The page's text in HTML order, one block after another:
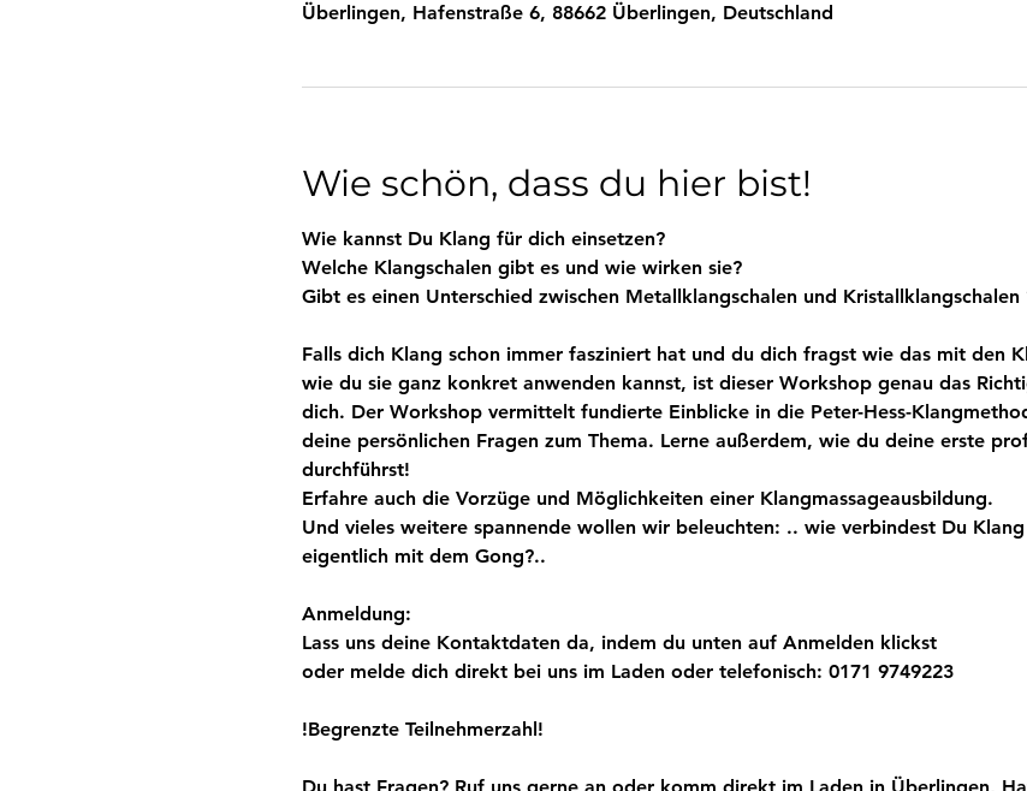
Überlingen, Hafenstraße 6, 88662 Überlingen, Deutschland
Wie schön, dass du hier bist!
Wie kannst Du Klang für dich einsetzen?
Welche Klangschalen gibt es und wie wirken sie?
Gibt es einen Unterschied zwischen Metallklangschalen und Kristallklangschalen
Falls dich Klang schon immer fasziniert hat und du dich fragst wie das mit den
wie du sie ganz konkret anwenden kannst, ist dieser Workshop genau das
dich. Der Workshop vermittelt fundierte Einblicke in die Peter-Hess-
deine persönlichen Fragen zum Thema. Lerne außerdem, wie du deine erste
durchführst!
Erfahre auch die Vorzüge und Möglichkeiten einer Klangmassageausbildung.
Und vieles weitere spannende wollen wir beleuchten: .. wie verbindest Du
eigentlich mit dem Gong?..
Anmeldung:
Lass uns deine Kontaktdaten da, indem du unten auf Anmelden klickst
oder melde dich direkt bei uns im Laden oder telefonisch: 0171 9749223
!Begrenzte Teilnehmerzahl!